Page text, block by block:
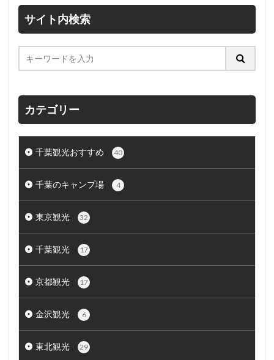
サイト内検索
カテゴリー
千葉観光おすすめ 40
千葉のキャンプ場 4
東京観光 32
千葉観光 17
京都観光 17
金沢観光 6
東北観光 29